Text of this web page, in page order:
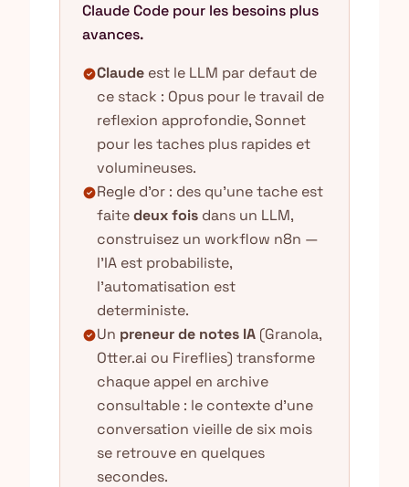
Claude Code pour les besoins plus
avances.
check_circleClaude est le LLM par defaut de
ce stack : Opus pour le travail de
reflexion approfondie, Sonnet
pour les taches plus rapides et
volumineuses.
check_circleRegle d'or : des qu'une tache est
faitedeux fois dans un LLM,
construisez un workflow n8n —
l'IA est probabiliste,
l'automatisation est
deterministe.
check_circleUn preneur de notes IA (Granola,
Otter.ai ou Fireflies) transforme
chaque appel en archive
consultable : le contexte d'une
conversation vieille de six mois
se retrouve en quelques
secondes.